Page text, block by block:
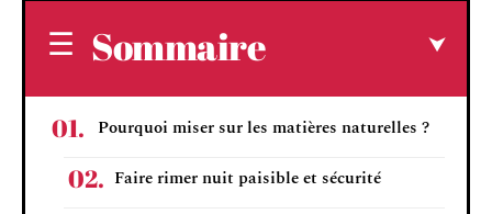
Sommaire
Pourquoi miser sur les matières naturelles ?
Faire rimer nuit paisible et sécurité